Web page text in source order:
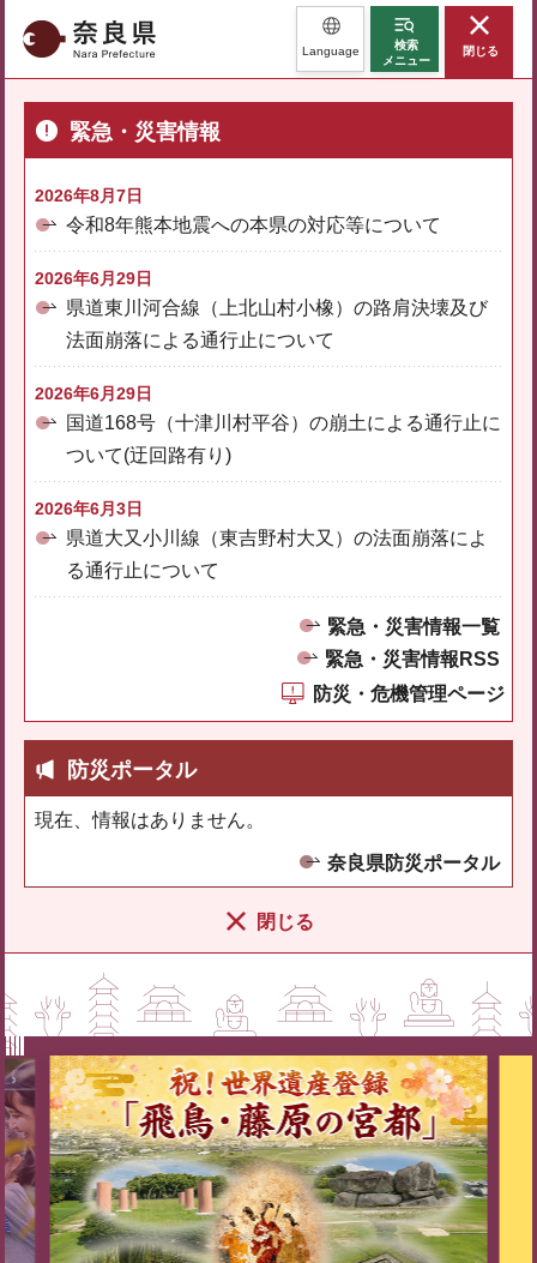
奈良県 Language
検索
メニュー
閉じる
緊急・災害情報
2026年8月7日
令和8年熊本地震への本県の対応等について
2026年6月29日
県道東川河合線（上北山村小橡）の路肩決壊及び
法面崩落による通行止について
2026年6月29日
国道168号（十津川村平谷）の崩土による通行止に
ついて(迂回路有り)
2026年6月3日
県道大又小川線（東吉野村大又）の法面崩落によ
る通行止について
緊急・災害情報一覧
緊急・災害情報RSS
防災・危機管理ページ
防災ポータル
現在、情報はありません。
奈良県防災ポータル
閉じる